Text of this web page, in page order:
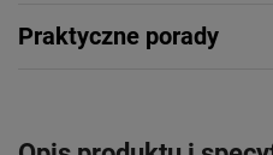
Praktyczne porady